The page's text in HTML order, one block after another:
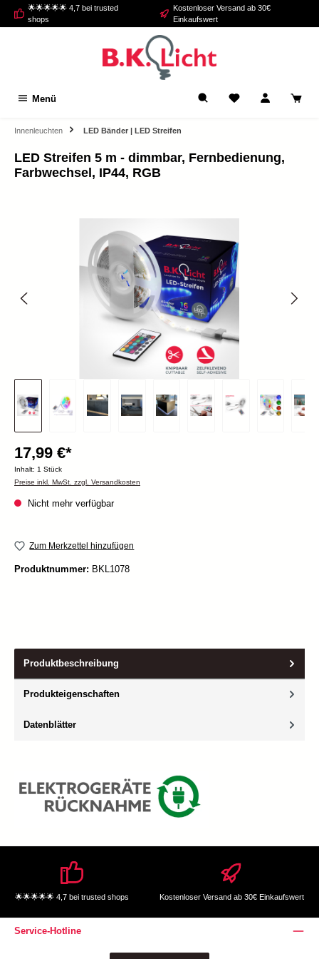
springen
🌟🌟🌟🌟🌟 4,7 bei trusted
shops
Kostenloser Versand ab 30€
Einkaufswert
Menü
Innenleuchten LED Bänder | LED Streifen
LED Streifen 5 m - dimmbar, Fernbedienung,
Farbwechsel, IP44, RGB
17,99 €*
Inhalt: 1 Stück
Preise inkl. MwSt. zzgl. Versandkosten
Nicht mehr verfügbar
Zum Merkzettel hinzufügen
Produktnummer: BKL1078
Produktbeschreibung
Produkteigenschaften
Datenblätter
🌟🌟🌟🌟🌟 4,7 bei trusted shops Kostenloser Versand ab 30€ Einkaufswert
Service-Hotline